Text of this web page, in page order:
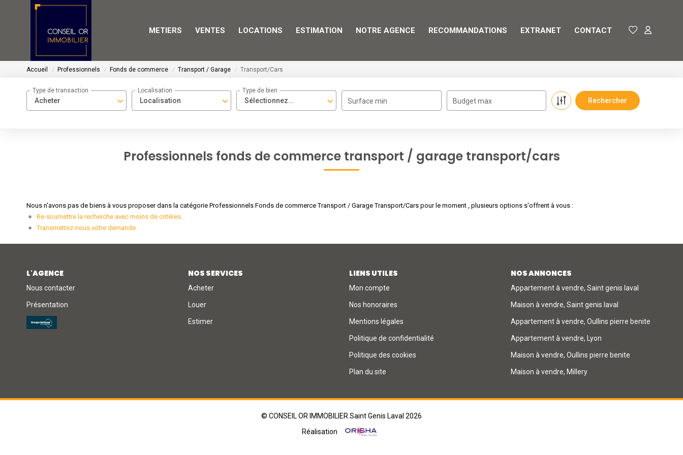
METIERS VENTES LOCATIONS ESTIMATION NOTRE AGENCE RECOMMANDATIONS EXTRANET CONTACT
Accueil Professionnels Fonds de commerce Transport / Garage Transport/Cars
Acheter
Type de transaction
Localisation
Localisation
Sélectionnez...
Type de bien
Surface min Budget max
Professionnels fonds de commerce transport / garage transport/cars
Nous n'avons pas de biens à vous proposer dans la catégorie Professionnels Fonds de commerce Transport / Garage Transport/Cars pour le moment , plusieurs options s'offrent à vous :
Re-soumettre la recherche avec moins de critères.
Transmettez-nous votre demande
L'AGENCE
Nous contacter
Présentation
NOS SERVICES
Acheter
Louer
Estimer
LIENS UTILES
Mon compte
Nos honoraires
Mentions légales
Politique de confidentialité
Politique des cookies
Plan du site
NOS ANNONCES
Appartement à vendre, Saint genis laval
Maison à vendre, Saint genis laval
Appartement à vendre, Oullins pierre benite
Appartement à vendre, Lyon
Maison à vendre, Oullins pierre benite
Maison à vendre, Millery
© CONSEIL OR IMMOBILIER Saint Genis Laval 2026
Réalisation